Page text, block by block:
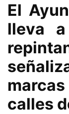
El
lleva
calles